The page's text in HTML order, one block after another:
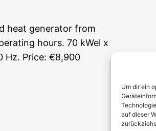
Um dir ein
auf dieser
heat generator from
hours. 70 kWel x
Hz. Price: €8,900